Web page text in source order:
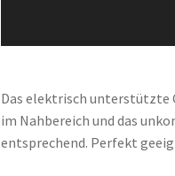
Das elektrisch unterstützte
im Nahbereich und das
entsprechend. Perfekt